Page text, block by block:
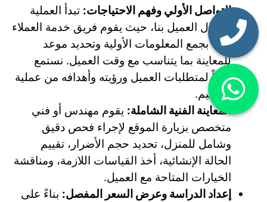
التواصل الأولي وفهم الاحتياجات: تبدأ العملية
باتصال العميل بنا، حيث يقوم فريق خدمة العملاء
لدينا بجمع المعلومات الأولية وتحديد موعد
للمعاينة بما يتناسب مع وقت العميل. نستمع
جيداً لمتطلبات العميل ورؤيته وأهدافه من عملية
الترميم.
المعاينة الفنية الشاملة: يقوم مهندس أو فني
متخصص بزيارة الموقع لإجراء فحص دقيق
وشامل للمنزل، تحديد حجم الأضرار، تقييم
الحالة الإنشائية، أخذ القياسات اللازمة، ومناقشة
الخيارات المتاحة مع العميل.
إعداد الدراسة وعرض السعر المفصل: بناءً على